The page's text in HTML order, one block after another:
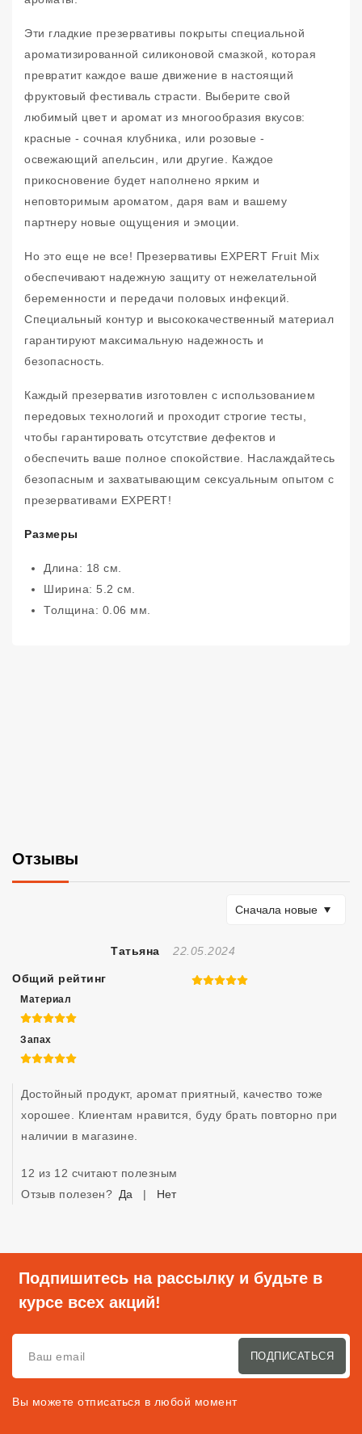
Эти гладкие презервативы покрыты специальной
ароматизированной силиконовой смазкой, которая
превратит каждое ваше движение в настоящий
фруктовый фестиваль страсти. Выберите свой
любимый цвет и аромат из многообразия вкусов:
красные - сочная клубника, или розовые -
освежающий апельсин, или другие. Каждое
прикосновение будет наполнено ярким и
неповторимым ароматом, даря вам и вашему
партнеру новые ощущения и эмоции.
Но это еще не все! Презервативы EXPERT Fruit Mix
обеспечивают надежную защиту от нежелательной
беременности и передачи половых инфекций.
Специальный контур и высококачественный материал
гарантируют максимальную надежность и
безопасность.
Каждый презерватив изготовлен с использованием
передовых технологий и проходит строгие тесты,
чтобы гарантировать отсутствие дефектов и
обеспечить ваше полное спокойствие. Наслаждайтесь
безопасным и захватывающим сексуальным опытом с
презервативами EXPERT!
Размеры
Длина: 18 см.
Ширина: 5.2 см.
Толщина: 0.06 мм.
Отзывы
Сортировать по
Сначала новые
Татьяна Отзыв Создан
22.05.2024
Общий рейтинг 5 из 5
Материал
5 из 5
Запах
5 из 5
Достойный продукт, аромат приятный, качество тоже
хорошее. Клиентам нравится, буду брать повторно при
наличии в магазине.
12 из 12 считают полезным
Отзыв полезен? Да | Нет
Подпишитесь на рассылку и будьте в
курсе всех акций!
ПОДПИСАТЬСЯ
Вы можете отписаться в любой момент